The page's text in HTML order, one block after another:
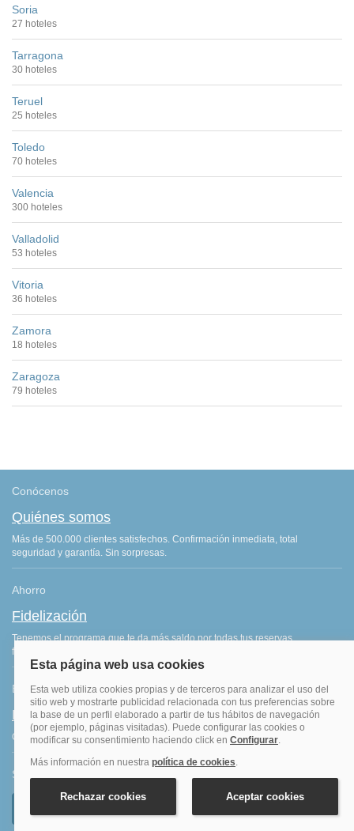
Soria
27 hoteles
Tarragona
30 hoteles
Teruel
25 hoteles
Toledo
70 hoteles
Valencia
300 hoteles
Valladolid
53 hoteles
Vitoria
36 hoteles
Zamora
18 hoteles
Zaragoza
79 hoteles
Conócenos
Quiénes somos
Más de 500.000 clientes satisfechos. Confirmación inmediata, total
seguridad y garantía. Sin sorpresas.
Ahorro
Fidelización
Tenemos el programa que te da más saldo por todas tus reservas
finalizadas. Consigue más por lo que ya haces: ¡viajar!
Blog de viajes
Blog hoteles y viajes
Consejos de viajes, ofertas de hoteles y últimas noticias del sector.
Síguenos